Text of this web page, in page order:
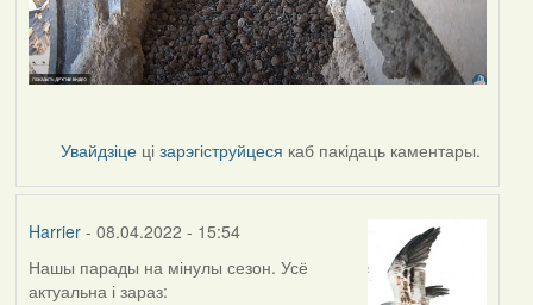
Увайдзіце цізарэгіструйцеся каб пакідаць каментары.
Harrier- 08.04.2022 - 15:54
Нашы парады на мінулы сезон. Усё
актуальна і зараз: